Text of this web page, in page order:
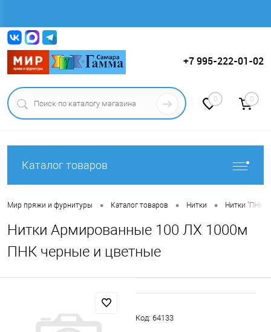
+7 995-222-01-02
0 0
Каталог товаров
Мир пряжи и фурнитуры • Каталог товаров • Нитки • Нитки "ПНК
Нитки Армированные 100 ЛХ 1000м
ПНК черные и цветные
Код: 64133